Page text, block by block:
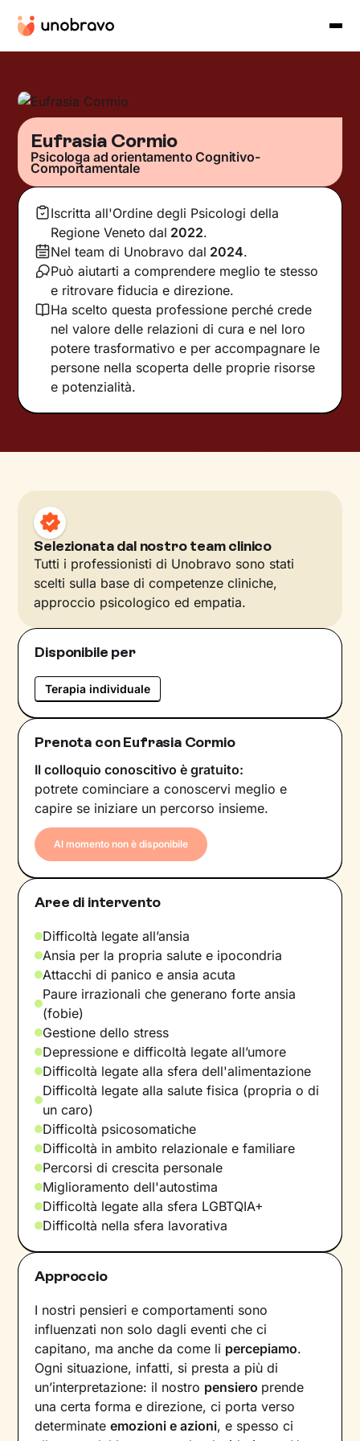
Eufrasia Cormio
Psicologa ad orientamento Cognitivo-
Comportamentale
Iscritta all'Ordine degli Psicologi della
Regione Veneto dal 2022.
Nel team di Unobravo dal 2024.
Può aiutarti a comprendere meglio te stesso
e ritrovare fiducia e direzione.
Ha scelto questa professione perché crede
nel valore delle relazioni di cura e nel loro
potere trasformativo e per accompagnare le
persone nella scoperta delle proprie risorse
e potenzialità.
Selezionata dal nostro team clinico
Tutti i professionisti di Unobravo sono stati
scelti sulla base di competenze cliniche,
approccio psicologico ed empatia.
Disponibile per
Terapia individuale
Prenota con Eufrasia Cormio
Il colloquio conoscitivo è gratuito:
potrete cominciare a conoscervi meglio e
capire se iniziare un percorso insieme.
Al momento non è disponibile
Aree di intervento
Difficoltà legate all’ansia
Ansia per la propria salute e ipocondria
Attacchi di panico e ansia acuta
Paure irrazionali che generano forte ansia
(fobie)
Gestione dello stress
Depressione e difficoltà legate all’umore
Difficoltà legate alla sfera dell'alimentazione
Difficoltà legate alla salute fisica (propria o di
un caro)
Difficoltà psicosomatiche
Difficoltà in ambito relazionale e familiare
Percorsi di crescita personale
Miglioramento dell'autostima
Difficoltà legate alla sfera LGBTQIA+
Difficoltà nella sfera lavorativa
Approccio
I nostri pensieri e comportamenti sono
influenzati non solo dagli eventi che ci
capitano, ma anche da come li percepiamo.
Ogni situazione, infatti, si presta a più di
un’interpretazione: il nostro pensiero prende
una certa forma e direzione, ci porta verso
determinateemozioni e azioni, e spesso ci